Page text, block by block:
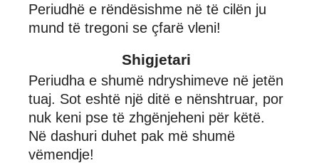
Periudhë e rëndësishme në të cilën ju
mund të tregoni se çfarë vleni!
Shigjetari
Periudha e shumë ndryshimeve në jetën
tuaj. Sot eshtë një ditë e nënshtruar, por
nuk keni pse të zhgënjeheni për këtë.
Në dashuri duhet pak më shumë
vëmendje!